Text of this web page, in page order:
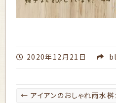
2020年12月21日
← アイアンのおしゃれ雨水